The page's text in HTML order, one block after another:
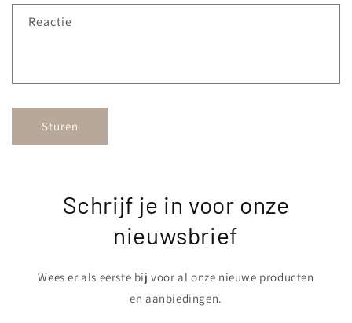
f
l
Reactie
Sturen
Schrijf je in voor onze
nieuwsbrief
Wees er als eerste bij voor al onze nieuwe producten
en aanbiedingen.